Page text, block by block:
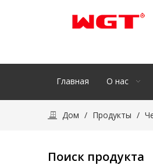
Главная О нас
Дом / Продукты /
Поиск продукта